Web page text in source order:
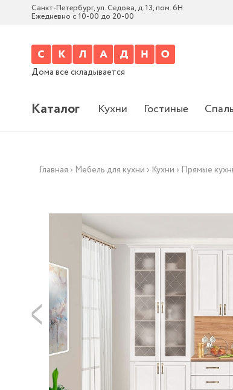
Санкт-Петербург, ул. Седова, д. 13, пом. 6Н
Ежедневно с 10-00 до 20-00
Дома все складывается
Каталог Кухни Гостиные
Главная › Мебель для кухни › Кухни › Прямые